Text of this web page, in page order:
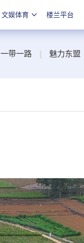
文娱体育 楼兰平台
一带一路 魅力东盟